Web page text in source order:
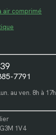
air comprimé
7791
au ven. 8h à 17h
1V4